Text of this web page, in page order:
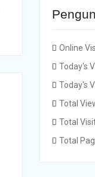
Online
Today's
Today's
Total
Total
Total